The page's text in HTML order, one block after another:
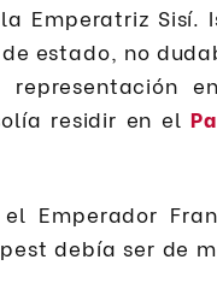
Emperatriz Sisí.
estado, no
residir en el
Emperador
debía ser de